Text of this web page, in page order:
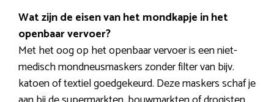
Wat zijn de eisen van het mondkapje in het
openbaar vervoer?
Met het oog op het openbaar vervoer is een niet-
medisch mondneusmaskers zonder filter van bijv.
katoen of textiel goedgekeurd. Deze maskers schaf je